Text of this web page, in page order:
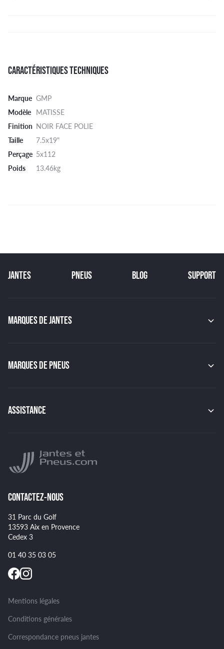
CARACTÉRISTIQUES TECHNIQUES
Marque GMP
Modèle MATISSE
Finition NOIR FACE POLIE
Taille
7.5x19"
Perçage 5x112
Poids
13.46kg
JANTES PNEUS BLOG SUPPORT
MARQUES DE JANTES
GMP
JAPAN RACING
BBS
MARQUES DE PNEUS
PIRELLI
HANKOOK
GOODYEAR
ASSISTANCE
Montage et démontage de vos pneus
Spécificités pour certains pneus
CONTACTEZ-NOUS
31 Parc du Golf
13593 Aix en Provence
Cedex 3
01 40 35 03 05
Mentions légales
Conditions générales
Correspondance pneus jantes